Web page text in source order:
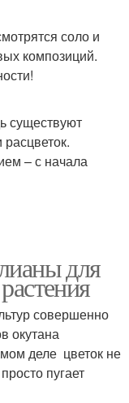
соло и
композиций.
существуют
– с начала
для
совершенно
окутана
деле цветок не
пугает